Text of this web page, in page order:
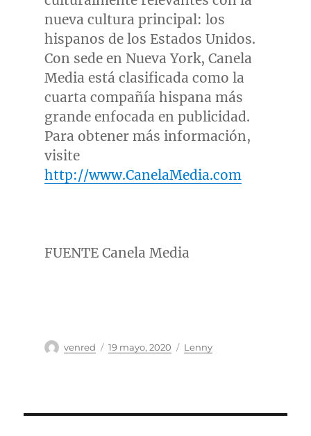
nueva cultura principal: los
hispanos de los Estados Unidos.
Con sede en Nueva York, Canela
Media está clasificada como la
cuarta compañía hispana más
grande enfocada en publicidad.
Para obtener más información,
visite
http://www.CanelaMedia.com
FUENTE Canela Media
Autor
venred
Publicado
19 mayo, 2020 Categorías
Lenny